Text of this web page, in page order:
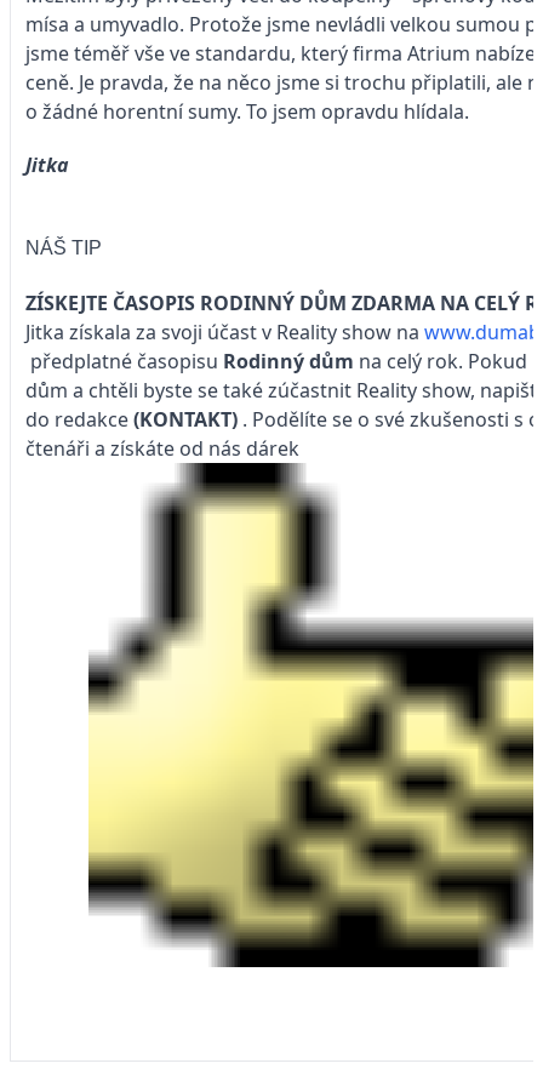
mísa a umyvadlo. Protože jsme nevládli velkou sumou
jsme téměř vše ve standardu, který firma Atrium
ceně. Je pravda, že na něco jsme si trochu připlatili, ale
o žádné horentní sumy. To jsem opravdu hlídala.
Jitka
NÁŠ TIP
ZÍSKEJTE ČASOPIS RODINNÝ DŮM ZDARMA NA CELÝ
Jitka získala za svoji účast v Reality show na
předplatné časopisu Rodinný dům na celý rok. Pokud
dům a chtěli byste se také zúčastnit Reality show,
do redakce(KONTAKT) . Podělíte se o své zkušenosti s
čtenáři a získáte od nás dárek